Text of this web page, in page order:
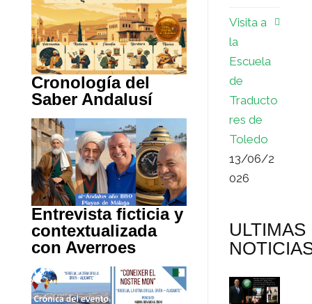
Cronología del
Saber Andalusí
Entrevista ficticia y
contextualizada
con Averroes
Visita a
la
Escuela
de
Traducto
res de
Toledo
13/06/2
026
ULTIMAS